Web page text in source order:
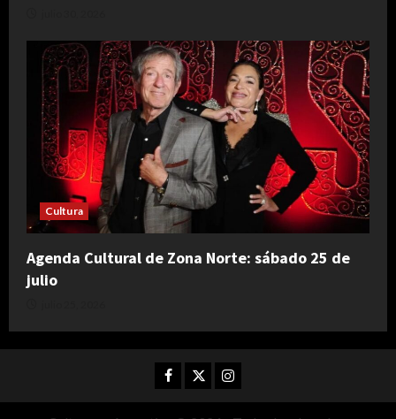
Cultura
Agenda Cultural de Zona Norte: sábado 25 de
julio
Facebook
TwitterInstagram